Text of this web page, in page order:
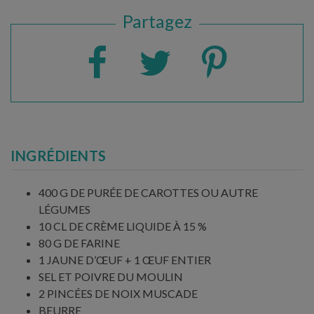
Partagez
INGRÉDIENTS
400 G DE PURÉE DE CAROTTES OU AUTRE
LÉGUMES
10 CL DE CRÈME LIQUIDE À 15 %
80 G DE FARINE
1 JAUNE D’ŒUF + 1 ŒUF ENTIER
SEL ET POIVRE DU MOULIN
2 PINCÉES DE NOIX MUSCADE
BEURRE